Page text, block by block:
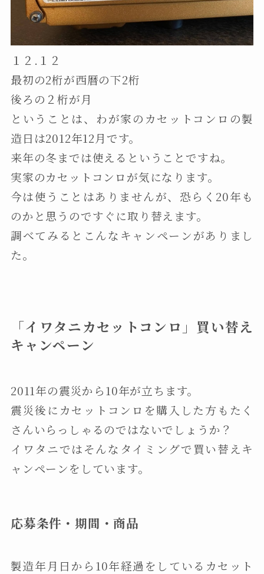
１２.１２
最初の2桁が西暦の下2桁
後ろの２桁が月
ということは、わが家のカセットコンロの製
造日は2012年12月です。
来年の冬までは使えるということですね。
実家のカセットコンロが気になります。
今は使うことはありませんが、恐らく20年も
のかと思うのですぐに取り替えます。
調べてみるとこんなキャンペーンがありまし
た。
「イワタニカセットコンロ」買い替え
キャンペーン
2011年の震災から10年が立ちます。
震災後にカセットコンロを購入した方もたく
さんいらっしゃるのではないでしょうか？
イワタニではそんなタイミングで買い替えキ
ャンペーンをしています。
応募条件・期間・商品
製造年月日から10年経過をしているカセット